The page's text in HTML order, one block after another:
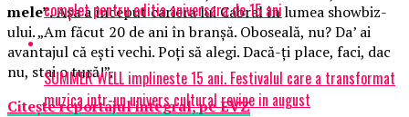
mele”.Aşa a început cariera lui Cabral în lumea showbiz-
ului. „Am făcut 20 de ani în branşă. Oboseală, nu? Da’ ai
avantajul că eşti vechi. Poţi să alegi. Dacă-ţi place, faci, dac
nu, stai o tură!”.
Citeşte reportajul integral, pe EVZ
complet pentru editia aniversara de 15 ani
SUMMER WELL implineste 15 ani. Festivalul care a transformat
muzica intr-un univers cultural revine in august